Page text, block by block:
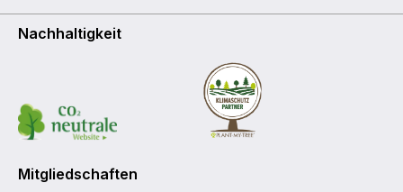
Nachhaltigkeit
Mitgliedschaften